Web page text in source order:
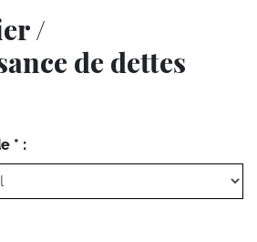
/
de dettes
* :